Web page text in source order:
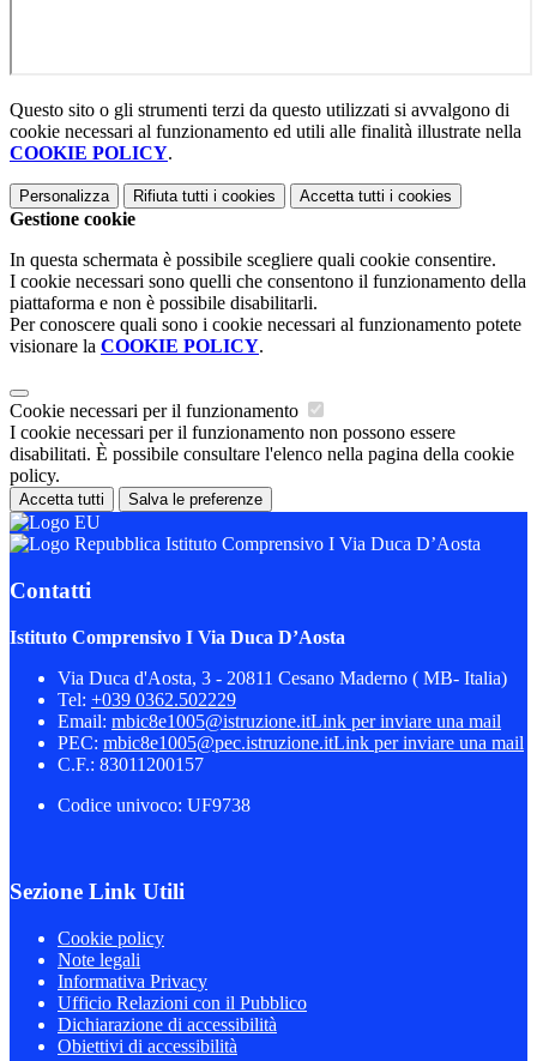
Questo sito o gli strumenti terzi da questo utilizzati si avvalgono di
cookie necessari al funzionamento ed utili alle finalità illustrate nella
COOKIE POLICY.
Personalizza Rifiuta tutti i cookies Accetta tutti i cookies
Gestione cookie
In questa schermata è possibile scegliere quali cookie consentire.
I cookie necessari sono quelli che consentono il funzionamento della
piattaforma e non è possibile disabilitarli.
Per conoscere quali sono i cookie necessari al funzionamento potete
visionare la COOKIE POLICY.
Cookie necessari per il funzionamento
I cookie necessari per il funzionamento non possono essere
disabilitati. È possibile consultare l'elenco nella pagina della cookie
policy.
Accetta tutti Salva le preferenze
Istituto Comprensivo I Via Duca D’Aosta
Contatti
Istituto Comprensivo I Via Duca D’Aosta
Via Duca d'Aosta, 3 - 20811 Cesano Maderno ( MB- Italia)
Tel: +039 0362.502229
Email: mbic8e1005@istruzione.itLink per inviare una mail
PEC: mbic8e1005@pec.istruzione.itLink per inviare una mail
C.F.: 83011200157
Codice univoco: UF9738
Sezione Link Utili
Cookie policy
Note legali
Informativa Privacy
Ufficio Relazioni con il Pubblico
Dichiarazione di accessibilità
Obiettivi di accessibilità